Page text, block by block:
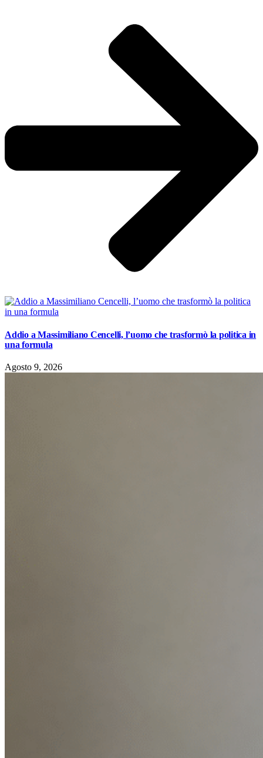
Addio a Massimiliano Cencelli, l’uomo che trasformò la politica in
una formula
Agosto 9, 2026